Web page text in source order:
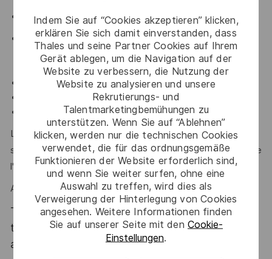
Indem Sie auf “Cookies akzeptieren” klicken,
erklären Sie sich damit einverstanden, dass
Thales und seine Partner Cookies auf Ihrem
Gerät ablegen, um die Navigation auf der
Website zu verbessern, die Nutzung der
Website zu analysieren und unsere
Rekrutierungs- und
Talentmarketingbemühungen zu
unterstützen. Wenn Sie auf “Ablehnen”
klicken, werden nur die technischen Cookies
verwendet, die für das ordnungsgemäße
Funktionieren der Website erforderlich sind,
und wenn Sie weiter surfen, ohne eine
Auswahl zu treffen, wird dies als
Verweigerung der Hinterlegung von Cookies
angesehen. Weitere Informationen finden
Sie auf unserer Seite mit den Cookie-
Einstellungen.
Les exigences de la directive NIS2,
La maîtrise de l'anglais professionnel
Les certifications suivantes constituent un atout :
ISO 27005 Risk Manager
IEC 62443
L'esprit critique, le leadership, d'excellentes capacités de
synthèse et un sens relationnel affirmé sont des atouts que
l'on vous reconnaît ?
Alors ce poste est fait pour vous !
Thales, entreprise Handi-Engagée, reconnait
tous les talents. La diversité est notre meilleur
atout. Postulez et rejoignez nous !